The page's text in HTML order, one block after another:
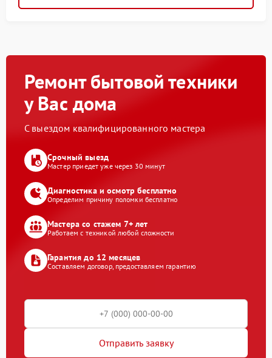
Ремонт бытовой техники
у Вас дома
С выездом квалифицированного мастера
Срочный выезд
Мастер приедет уже через 30 минут
Диагностика и осмотр бесплатно
Определим причину поломки бесплатно
Мастера со стажем 7+ лет
Работаем с техникой любой сложности
Гарантия до 12 месяцев
Составляем договор, предоставляем гарантию
Отправить заявку